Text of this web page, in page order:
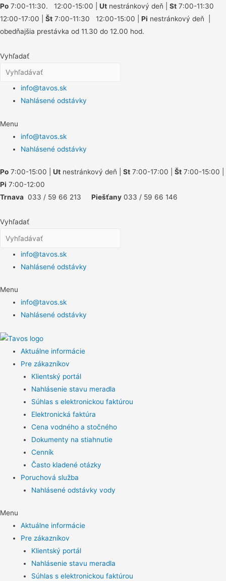
Po 7:00-11:30. 12:00-15:00 | Ut nestránkový deň | St 7:00-11:30
12:00-17:00 | Št 7:00-11:30 12:00-15:00 | Pi nestránkový deň |
obedňajšia prestávka od 11.30 do 12.00 hod.
Vyhľadať
info@tavos.sk
Nahlásené odstávky
Menu
info@tavos.sk
Nahlásené odstávky
Po 7:00-15:00 | Ut nestránkový deň | St 7:00-17:00 | Št 7:00-15:00 |
Pi 7:00-12:00
Trnava 033 / 59 66 213 Piešťany 033 / 59 66 146
Vyhľadať
info@tavos.sk
Nahlásené odstávky
Menu
info@tavos.sk
Nahlásené odstávky
Aktuálne informácie
Pre zákazníkov
Klientský portál
Nahlásenie stavu meradla
Súhlas s elektronickou faktúrou
Elektronická faktúra
Cena vodného a stočného
Dokumenty na stiahnutie
Cenník
Často kladené otázky
Poruchová služba
Nahlásené odstávky vody
Menu
Aktuálne informácie
Pre zákazníkov
Klientský portál
Nahlásenie stavu meradla
Súhlas s elektronickou faktúrou